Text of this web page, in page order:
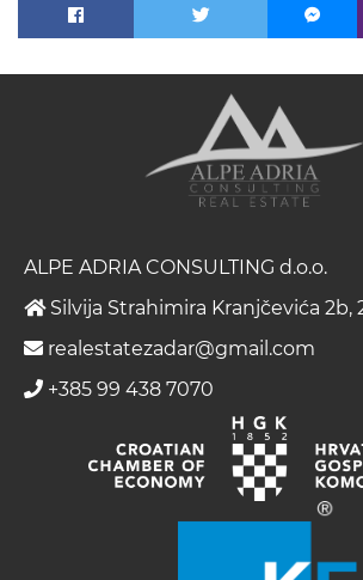
ALPE ADRIA CONSULTING d.o.o.
Silvija Strahimira Kranjčevića 2b,
realestatezadar@gmail.com
+385 99 438 7070